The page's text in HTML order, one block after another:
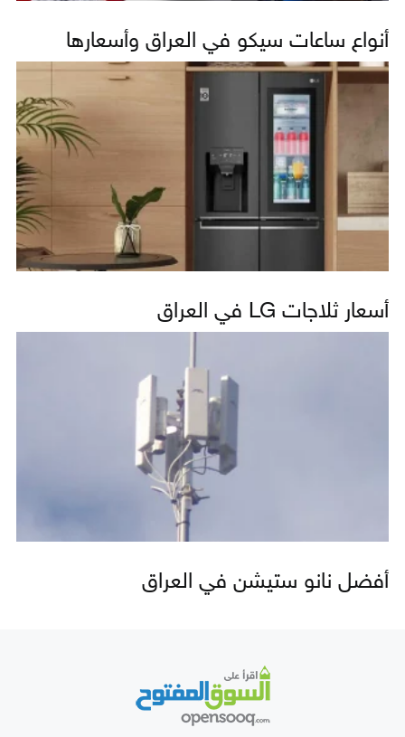
أنواع ساعات سيكو في العراق وأسعارها
أسعار ثلاجات LG في العراق
أفضل نانو ستيشن في العراق